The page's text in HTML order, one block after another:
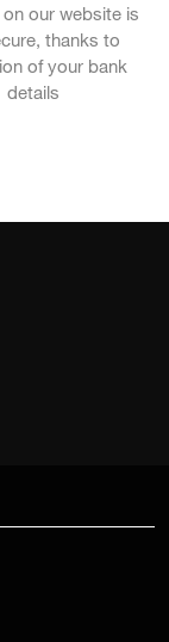
thanks to
of your bank
details